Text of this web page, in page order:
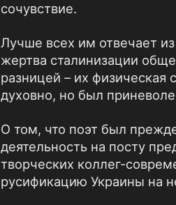
сочувствие.
Лучше всех им отвечает
жертва сталинизации
разницей – их
духовно, но был
О том, что поэт был
деятельность на посту
творческих коллег-
русификацию Украины на